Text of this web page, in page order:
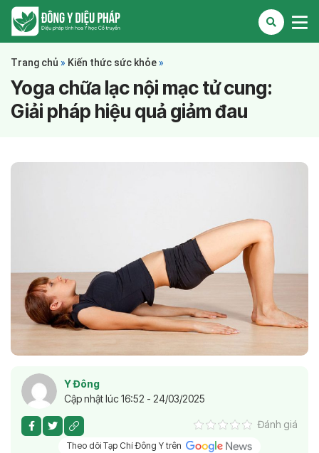
Trang chủ » Kiến thức sức khỏe »
Yoga chữa lạc nội mạc tử cung:
Giải pháp hiệu quả giảm đau
Y Đông
Cập nhật lúc 16:52 - 24/03/2025
Đánh giá
Theo dõi Tạp Chí Đông Y trên